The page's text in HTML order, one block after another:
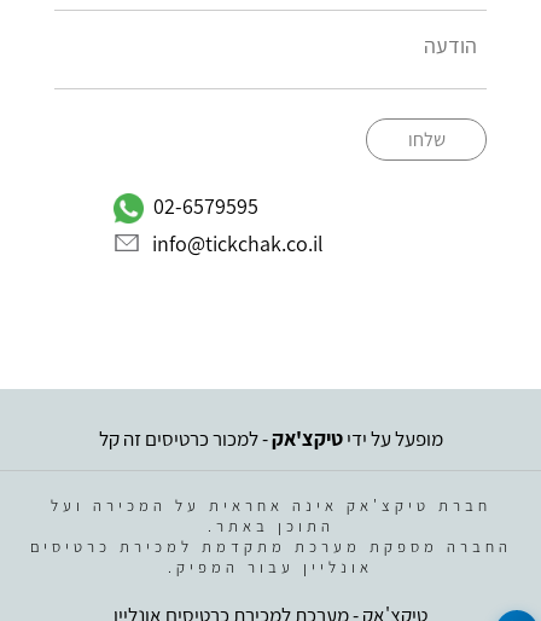
שלחו
02-6579595
info@tickchak.co.il
מופעל על ידיטיקצ'אק- למכור כרטיסים זה קל
חברת טיקצ'אק אינה אחראית על המכירה ועל
התוכן באתר.
החברה מספקת מערכת מתקדמת למכירת כרטיסים
אונליין עבור המפיק.
טיקצ'אק - מערכת למכירת כרטיסים אונליין